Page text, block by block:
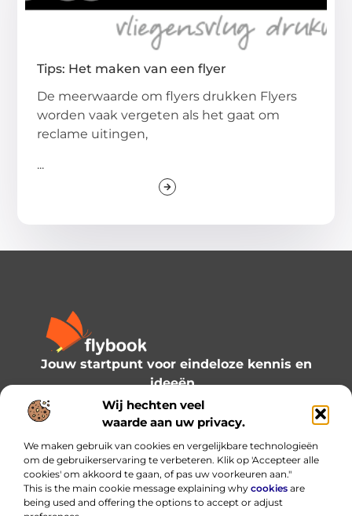
Wij hechten veel
waarde aan uw privacy.
We maken gebruik van cookies en vergelijkbare technologieën
om de gebruikerservaring te verbeteren. Klik op 'Accepteer alle
cookies' om akkoord te gaan, of pas uw voorkeuren aan."
This is the main cookie message explaining why cookies are
being used and offering the options to accept or adjust
Tips: Het maken van een flyer
De meerwaarde om flyers drukken Flyers
worden vaak vergeten als het gaat om
reclame uitingen,
...
Jouw startpunt voor eindeloze kennis en
ideeën.
Verken onze blogs en artikelen en laat je
inspireren door een wereld vol inzichten.
Bericht categorie